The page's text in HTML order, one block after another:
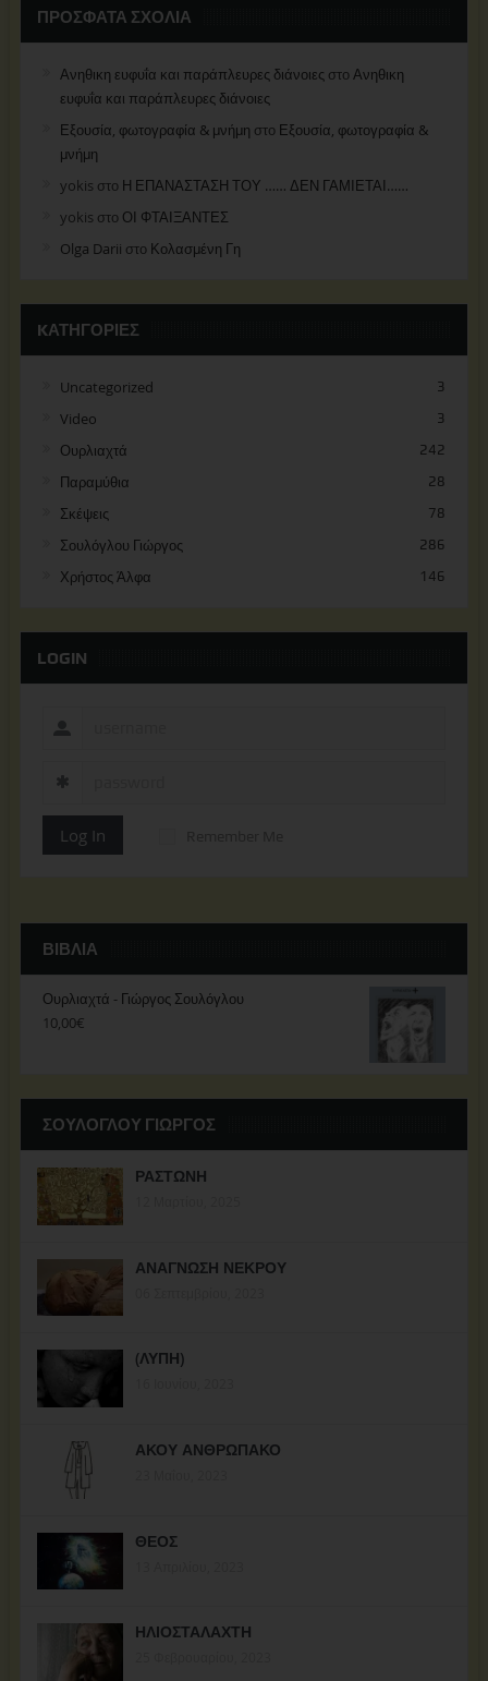
ΠΡΌΣΦΑΤΑ ΣΧΌΛΙΑ
Ανηθικη ευφυΐα και παράπλευρες διάνοιες στοΑνηθικη
ευφυΐα και παράπλευρες διάνοιες
Εξουσία, φωτογραφία & μνήμη στο Εξουσία, φωτογραφία &
μνήμη
yokis στο Η ΕΠΑΝΑΣΤΑΣΗ ΤΟΥ …… ΔΕΝ ΓΑΜΙΕΤΑΙ……
yokis στο ΟΙ ΦΤΑΙΞΑΝΤΕΣ
Olga Darii στο Κολασμένη Γη
KΑΤΗΓΟΡΊΕΣ
Uncategorized 3
Video 3
Ουρλιαχτά 242
Παραμύθια 28
Σκέψεις 78
Σουλόγλου Γιώργος 286
Χρήστος Άλφα 146
LOGIN
Log In
ΒΙΒΛΊΑ
Ουρλιαχτά - Γιώργος Σουλόγλου
10,00€
ΣΟΥΛΟΓΛΟΥ ΓΙΩΡΓΟΣ
ΡΑΣΤΩΝΗ
ΑΝΑΓΝΩΣΗ ΝΕΚΡΟΥ
(ΛΥΠΗ)
ΑΚΟΥ ΑΝΘΡΩΠΑΚΟ
ΘΕΟΣ
ΗΛΙΟΣΤΑΛΑΧΤΗ